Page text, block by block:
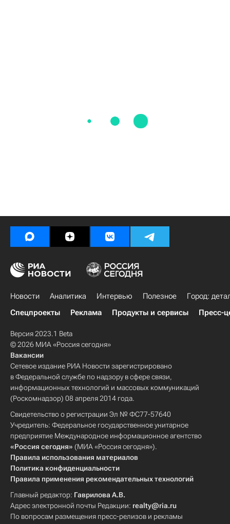
Новости Аналитика Интервью Полезное
Город:
Спецпроекты
Реклама Продукты и сервисы Пресс-
Версия 2023.1 Beta
© 2026 МИА «Россия сегодня»
Вакансии
Сетевое издание РИА Новости зарегистрировано
в Федеральной службе по надзору в сфере связи,
информационных технологий и массовых коммуникаций
(Роскомнадзор) 08 апреля 2014 года.
Свидетельство о регистрации Эл № ФС77-57640
Учредитель: Федеральное государственное унитарное
предприятие Международное информационное агентство
«Россия сегодня» (МИА «Россия сегодня»).
Правила использования материалов
Политика конфиденциальности
Правила применения рекомендательных технологий
Главный редактор: Гаврилова А.В.
Адрес электронной почты Редакции: realty@ria.ru
По вопросам размещения пресс-релизов и рекламы